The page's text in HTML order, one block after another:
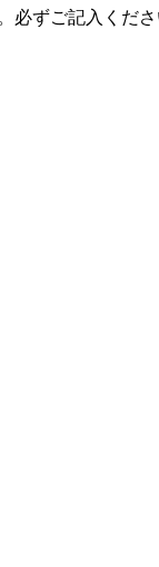
必ずご記入くださ